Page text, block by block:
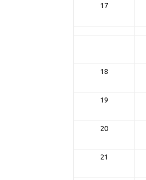
17
18
19
20
21